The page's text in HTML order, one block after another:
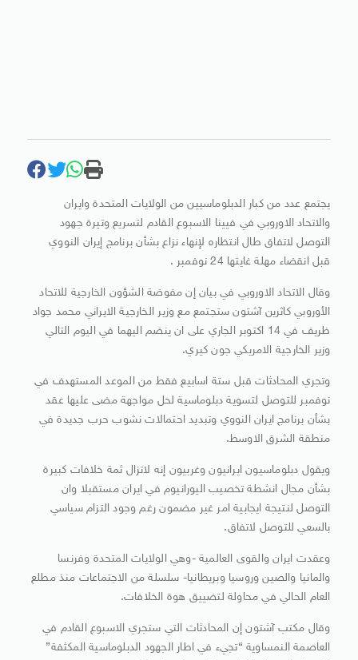
يجتمع عدد من كبار الدبلوماسيين من الولايات المتحدة وايران
والاتحاد الاوروبي في فيينا الاسبوع القادم لتسريع وتيرة جهود
التوصل لاتفاق طال انتظاره لإنهاء نزاع بشأن برنامج إيران النووي
قبل انقضاء مهلة غايتها 24 نوفمبر .
وقال الاتحاد الاوروبي في بيان إن مفوضة الشؤون الخارجية للاتحاد
الأوروبي كاثرين آشتون ستجتمع مع وزير الخارجية الايراني محمد جواد
ظريف في 14 اكتوبر الجاري على ان ينضم اليهما في اليوم التالي
وزير الخارجية الامريكي جون كيري.
وتجري المحادثات قبل ستة اسابيع فقط من الموعد المستهدف في
نوفمبر للتوصل لتسوية دبلوماسية لحل مواجهة مضى عليها عقد
بشأن برنامج ايران النووي وتبديد احتمالات نشوب حرب جديدة في
منطقة الشرق الاوسط.
ويقول دبلوماسيون ايرانيون وغربيون إنه لاتزال ثمة خلافات كبيرة
بشأن مجال انشطة تخصيب اليورانيوم في ايران مستقبلا وان
التوصل لنتيجة ايجابية امر غير مضمون رغم وجود التزام سياسي
بالسعي للتوصل لاتفاق.
وعقدت ايران والقوى العالمية -وهي الولايات المتحدة وفرنسا
والمانيا والصين وروسيا وبريطانيا- سلسلة من الاجتماعات منذ مطلع
العام الحالي في محاولة لتضييق هوة الخلافات.
وقال مكتب آشتون إن المحادثات التي ستجري الاسبوع القادم في
العاصمة النمساوية “تجيء في اطار الجهود الدبلوماسية المكثفة”